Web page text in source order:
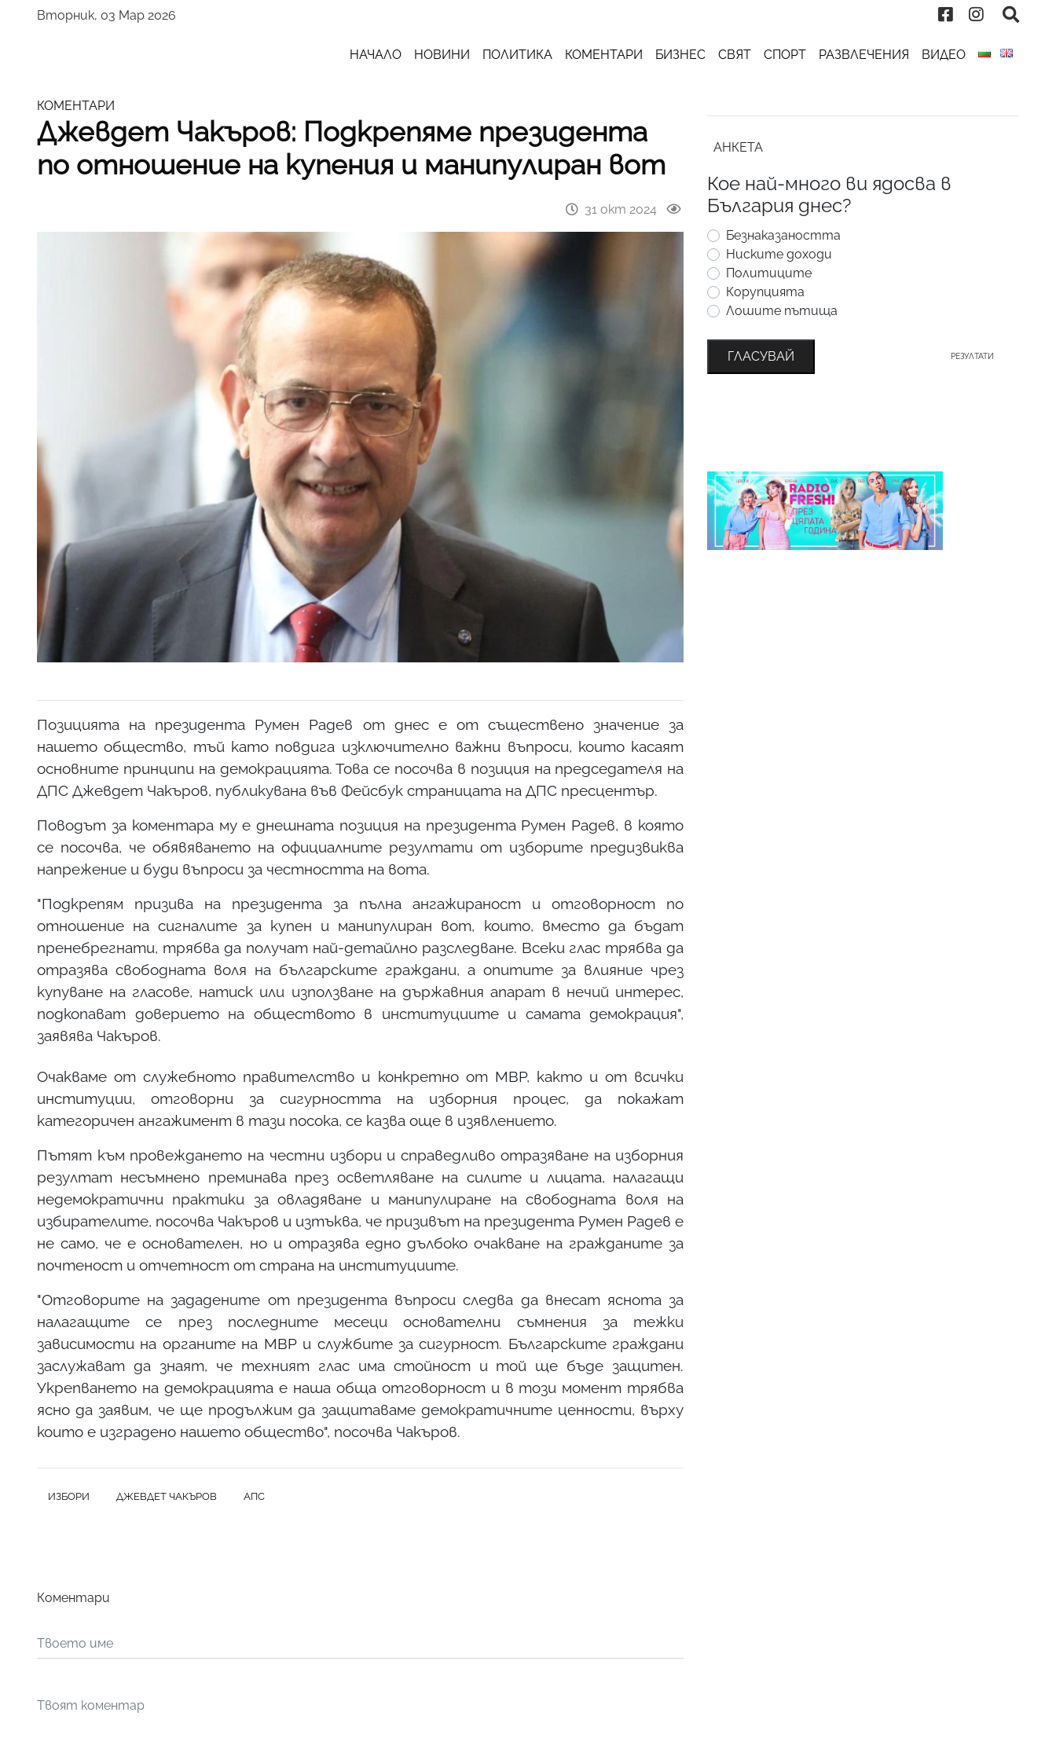
Вторник, 03 Мар 2026
НАЧАЛО НОВИНИ ПОЛИТИКА КОМЕНТАРИ БИЗНЕС СВЯТ СПОРТ РАЗВЛЕЧЕНИЯ ВИДЕО
КОМЕНТАРИ
Джевдет Чакъров: Подкрепяме президента
по отношение на купения и манипулиран вот
31 окт 2024
Позицията на президента Румен Радев от днес е от съществено значение за
нашето общество, тъй като повдига изключително важни въпроси, които касаят
основните принципи на демокрацията. Това се посочва в позиция на председателя на
ДПС Джевдет Чакъров, публикувана във Фейсбук страницата на ДПС пресцентър.
Поводът за коментара му е днешната позиция на президента Румен Радев, в която
се посочва, че обявяването на официалните резултати от изборите предизвиква
напрежение и буди въпроси за честността на вота.
"Подкрепям призива на президента за пълна ангажираност и отговорност по
отношение на сигналите за купен и манипулиран вот, които, вместо да бъдат
пренебрегнати, трябва да получат най-детайлно разследване. Всеки глас трябва да
отразява свободната воля на българските граждани, а опитите за влияние чрез
купуване на гласове, натиск или използване на държавния апарат в нечий интерес,
подкопават доверието на обществото в институциите и самата демокрация",
заявява Чакъров.
Очакваме от служебното правителство и конкретно от МВР, както и от всички
институции, отговорни за сигурността на изборния процес, да покажат
категоричен ангажимент в тази посока, се казва още в изявлението.
Пътят към провеждането на честни избори и справедливо отразяване на изборния
резултат несъмнено преминава през осветляване на силите и лицата, налагащи
недемократични практики за овладяване и манипулиране на свободната воля на
избирателите, посочва Чакъров и изтъква, че призивът на президента Румен Радев е
не само, че е основателен, но и отразява едно дълбоко очакване на гражданите за
почтеност и отчетност от страна на институциите.
"Отговорите на зададените от президента въпроси следва да внесат яснота за
налагащите се през последните месеци основателни съмнения за тежки
зависимости на органите на МВР и службите за сигурност. Българските граждани
заслужават да знаят, че техният глас има стойност и той ще бъде защитен.
Укрепването на демокрацията е наша обща отговорност и в този момент трябва
ясно да заявим, че ще продължим да защитаваме демократичните ценности, върху
които е изградено нашето общество", посочва Чакъров.
ИЗБОРИ ДЖЕВДЕТ ЧАКЪРОВ АПС
Коментари
АНКЕТА
Кое най-много ви ядосва в
България днес?
Безнаказаността
Ниските доходи
Политиците
Корупцията
Лошите пътища
ГЛАСУВАЙ РЕЗУЛТАТИ